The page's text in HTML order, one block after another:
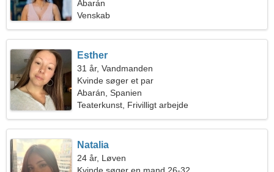
Abarán
Venskab
Esther
31 år, Vandmanden
Kvinde søger et par
Abarán, Spanien
Teaterkunst, Frivilligt arbejde
Natalia
24 år, Løven